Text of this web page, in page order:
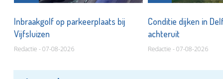
Inbraakgolf op parkeerplaats bij
Vijfsluizen
Redactie - 07-08-2026
Conditie dijken in
achteruit
Redactie - 07-08-2026